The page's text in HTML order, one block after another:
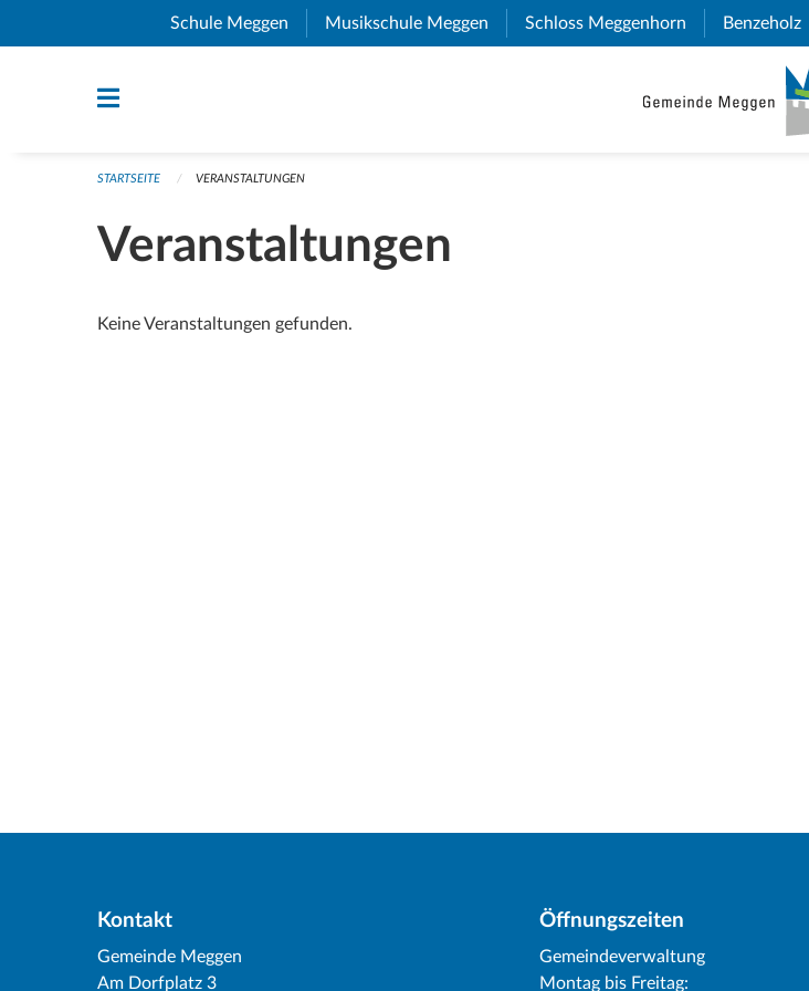
Navigation überspringen
Schule Meggen (External Link)
Musikschule Meggen (External Link)
Schloss Meggenhorn (External Link)
Benzeholz
STARTSEITE VERANSTALTUNGEN
Veranstaltungen
Keine Veranstaltungen gefunden.
Kontakt
Gemeinde Meggen
Am Dorfplatz 3
Öffnungszeiten
Gemeindeverwaltung
Montag bis Freitag: